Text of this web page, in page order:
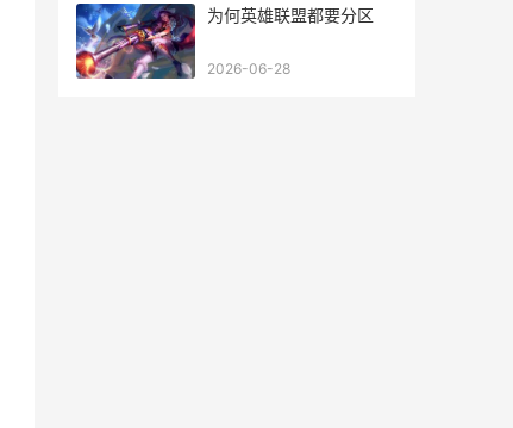
为何英雄联盟都要分区
2026-06-28